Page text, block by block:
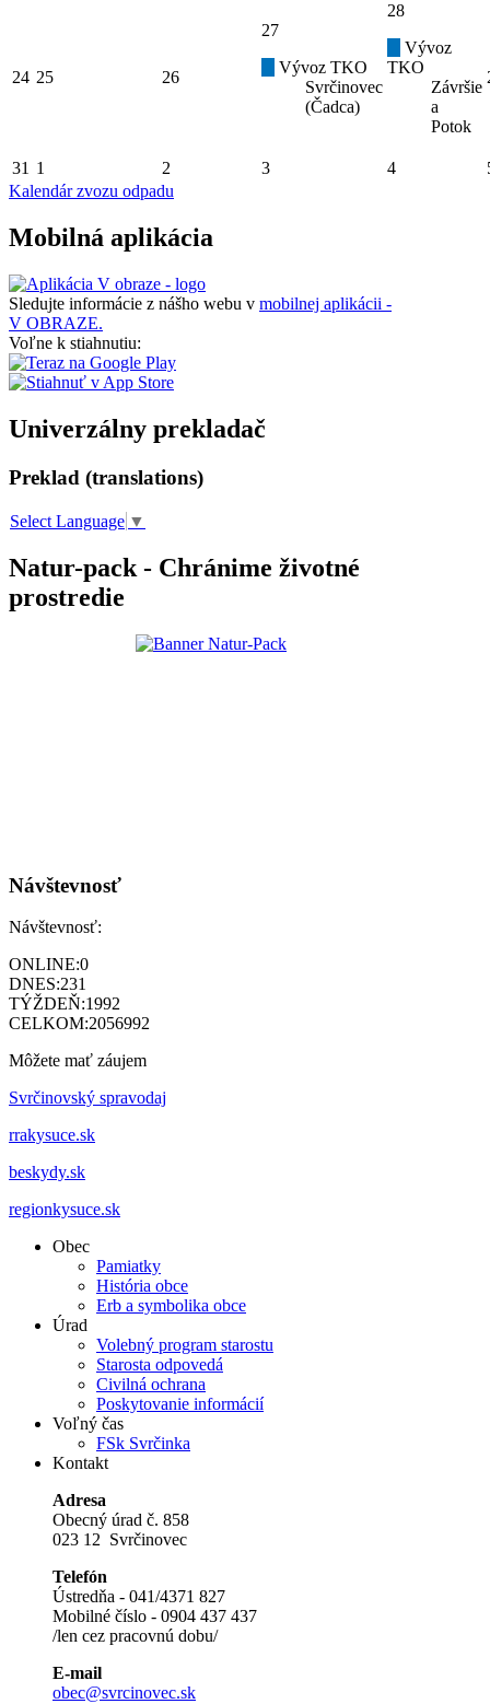
24 25 26
27
Vývoz TKO
Svrčinovec
(Čadca)
28
Vývoz
TKO
Závršie
a
Potok
31 1 2 3 4
Kalendár zvozu odpadu
Mobilná aplikácia
Sledujte informácie z nášho webu v mobilnej aplikácii -
V OBRAZE.
Voľne k stiahnutiu:
Univerzálny prekladač
Preklad (translations)
Select Language ▼
Natur-pack - Chránime životné
prostredie
Návštevnosť
Návštevnosť:
ONLINE:0
DNES:231
TÝŽDEŇ:1992
CELKOM:2056992
Môžete mať záujem
Svrčinovský spravodaj
rrakysuce.sk
beskydy.sk
regionkysuce.sk
Obec
Pamiatky
História obce
Erb a symbolika obce
Úrad
Volebný program starostu
Starosta odpovedá
Civilná ochrana
Poskytovanie informácií
Voľný čas
FSk Svrčinka
Kontakt
Adresa
Obecný úrad č. 858
023 12 Svrčinovec
Telefón
Ústredňa - 041/4371 827
Mobilné číslo - 0904 437 437
/len cez pracovnú dobu/
E-mail
obec@svrcinovec.sk